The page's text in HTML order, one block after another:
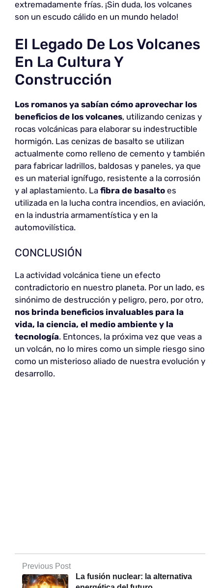
extremadamente frías. ¡Sin duda, los volcanes
son un escudo cálido en un mundo helado!
El Legado De Los Volcanes
En La Cultura Y
Construcción
Los romanos ya sabían cómo aprovechar los
beneficios de los volcanes, utilizando cenizas y
rocas volcánicas para elaborar su indestructible
hormigón. Las cenizas de basalto se utilizan
actualmente como relleno de cemento y también
para fabricar ladrillos, baldosas y paneles, ya que
es un material ignífugo, resistente a la corrosión
y al aplastamiento. La fibra de basalto es
utilizada en la lucha contra incendios, en aviación,
en la industria armamentística y en la
automovilística.
CONCLUSIÓN
La actividad volcánica tiene un efecto
contradictorio en nuestro planeta. Por un lado, es
sinónimo de destrucción y peligro, pero, por otro,
nos brinda beneficios invaluables para la
vida, la ciencia, el medio ambiente y la
tecnología. Entonces, la próxima vez que veas a
un volcán, no lo mires como un simple riesgo sino
como un misterioso aliado de nuestra evolución y
desarrollo.
Previous Post
La fusión nuclear: la alternativa